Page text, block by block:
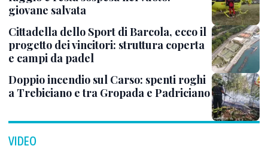
giovane salvata
Cittadella dello Sport di Barcola, ecco il
progetto dei vincitori: struttura coperta
e campi da padel
Doppio incendio sul Carso: spenti roghi
a Trebiciano e tra Gropada e Padriciano
VIDEO